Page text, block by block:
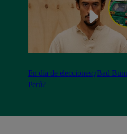
En día de elecciones:¿Bad
Perú?